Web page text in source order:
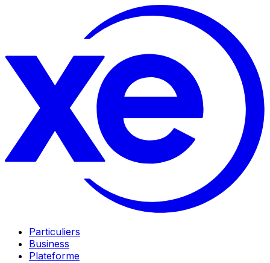
Particuliers
Business
Plateforme